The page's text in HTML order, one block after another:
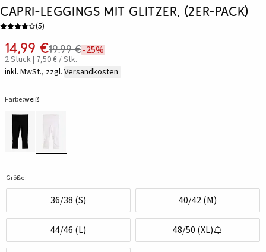
Capri-Leggings mit Glitzer, (2er-Pack)
(5)
14,99 €19,99 €-25%
2 Stück | 7,50 € / Stk.
inkl. MwSt., zzgl. Versandkosten
Farbe:weiß
Größe:
36/38 (S) 40/42 (M)
44/46 (L) 48/50 (XL)